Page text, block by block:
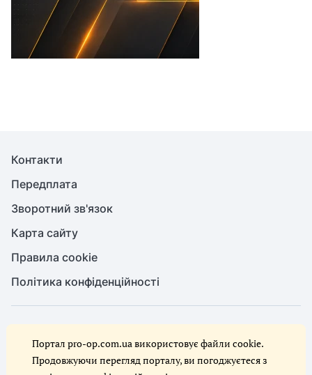
Контакти
Передплата
Зворотний зв'язок
Карта сайту
Правила cookie
Політика конфіденційності
Повне або часткове копіювання будь-яких матеріалів сайту,
цитування, публікація їх анотованих оглядів допускаються лише за
письмового дозволу редакції сайту Служба охорони праці
Портал pro-op.com.ua використовує файли cookie.
Продовжуючи перегляд порталу, ви погоджуєтеся з